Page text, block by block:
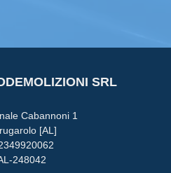
SRL
Cabannoni 1
[AL]
248042